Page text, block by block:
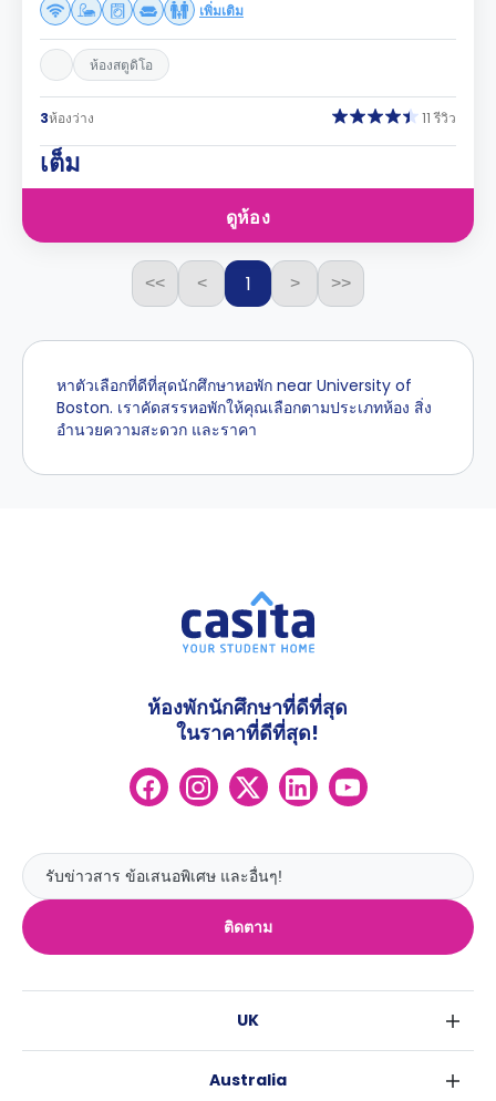
เพิ่มเติม
ห้องสตูดิโอ
3ห้องว่าง 11 รีวิว
เต็ม
ดูห้อง
<< < 1 > >>
หาตัวเลือกที่ดีที่สุดนักศึกษาหอพัก near University of
Boston. เราคัดสรรหอพักให้คุณเลือกตามประเภทห้อง สิ่ง
อำนวยความสะดวก และราคา
ติดตาม
ห้องพักนักศึกษาที่ดีที่สุด
ในราคาที่ดีที่สุด!
UK
Australia